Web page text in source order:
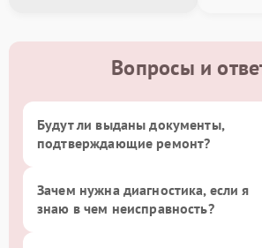
Вопросы и
Будут ли выданы документы,
подтверждающие ремонт?
Зачем нужна диагностика, если я
знаю в чем неисправность?